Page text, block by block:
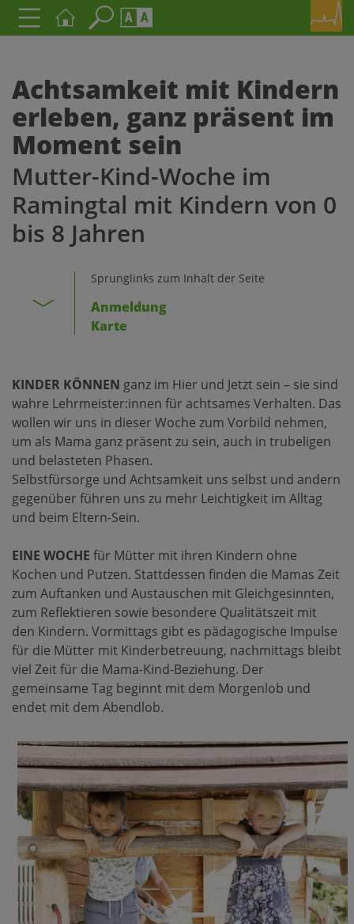
Schriftgröße
AAA
A A A A A
Achtsamkeit mit Kindern
erleben, ganz präsent im
Moment sein
Mutter-Kind-Woche im
Ramingtal mit Kindern von 0
bis 8 Jahren
Sprunglinks zum Inhalt der Seite
Anmeldung
Karte
KINDER KÖNNEN ganz im Hier und Jetzt sein – sie sind
wahre Lehrmeister:innen für achtsames Verhalten. Das
wollen wir uns in dieser Woche zum Vorbild nehmen,
um als Mama ganz präsent zu sein, auch in trubeligen
und belasteten Phasen.
Selbstfürsorge und Achtsamkeit uns selbst und andern
gegenüber führen uns zu mehr Leichtigkeit im Alltag
und beim Eltern-Sein.
EINE WOCHE für Mütter mit ihren Kindern ohne
Kochen und Putzen. Stattdessen finden die Mamas Zeit
zum Auftanken und Austauschen mit Gleichgesinnten,
zum Reflektieren sowie besondere Qualitätszeit mit
den Kindern. Vormittags gibt es pädagogische Impulse
für die Mütter mit Kinderbetreuung, nachmittags bleibt
viel Zeit für die Mama-Kind-Beziehung. Der
gemeinsame Tag beginnt mit dem Morgenlob und
endet mit dem Abendlob.